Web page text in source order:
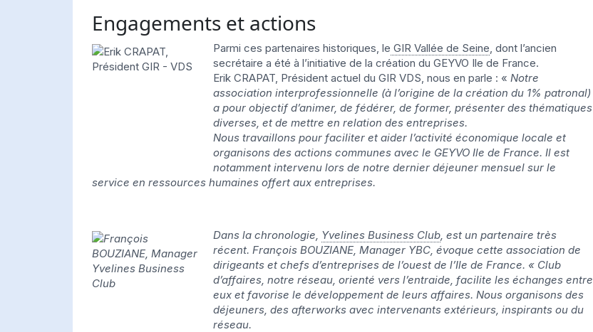
Engagements et actions
Parmi ces partenaires historiques, le GIR Vallée de Seine, dont l’ancien
secrétaire a été à l’initiative de la création du GEYVO Ile de France.
Erik CRAPAT, Président actuel du GIR VDS, nous en parle : « Notre
association interprofessionnelle (à l’origine de la création du 1% patronal)
a pour objectif d’animer, de fédérer, de former, présenter des thématiques
diverses, et de mettre en relation des entreprises.
Nous travaillons pour faciliter et aider l’activité économique locale et
organisons des actions communes avec le GEYVO Ile de France. Il est
notamment intervenu lors de notre dernier déjeuner mensuel sur le
service en ressources humaines offert aux entreprises.
Dans la chronologie, Yvelines Business Club, est un partenaire très
récent. François BOUZIANE, Manager YBC, évoque cette association de
dirigeants et chefs d’entreprises de l’ouest de l’Ile de France. « Club
d’affaires, notre réseau, orienté vers l’entraide, facilite les échanges entre
eux et favorise le développement de leurs affaires. Nous organisons des
déjeuners, des afterworks avec intervenants extérieurs, inspirants ou du
réseau.